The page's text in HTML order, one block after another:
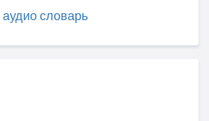
словарь